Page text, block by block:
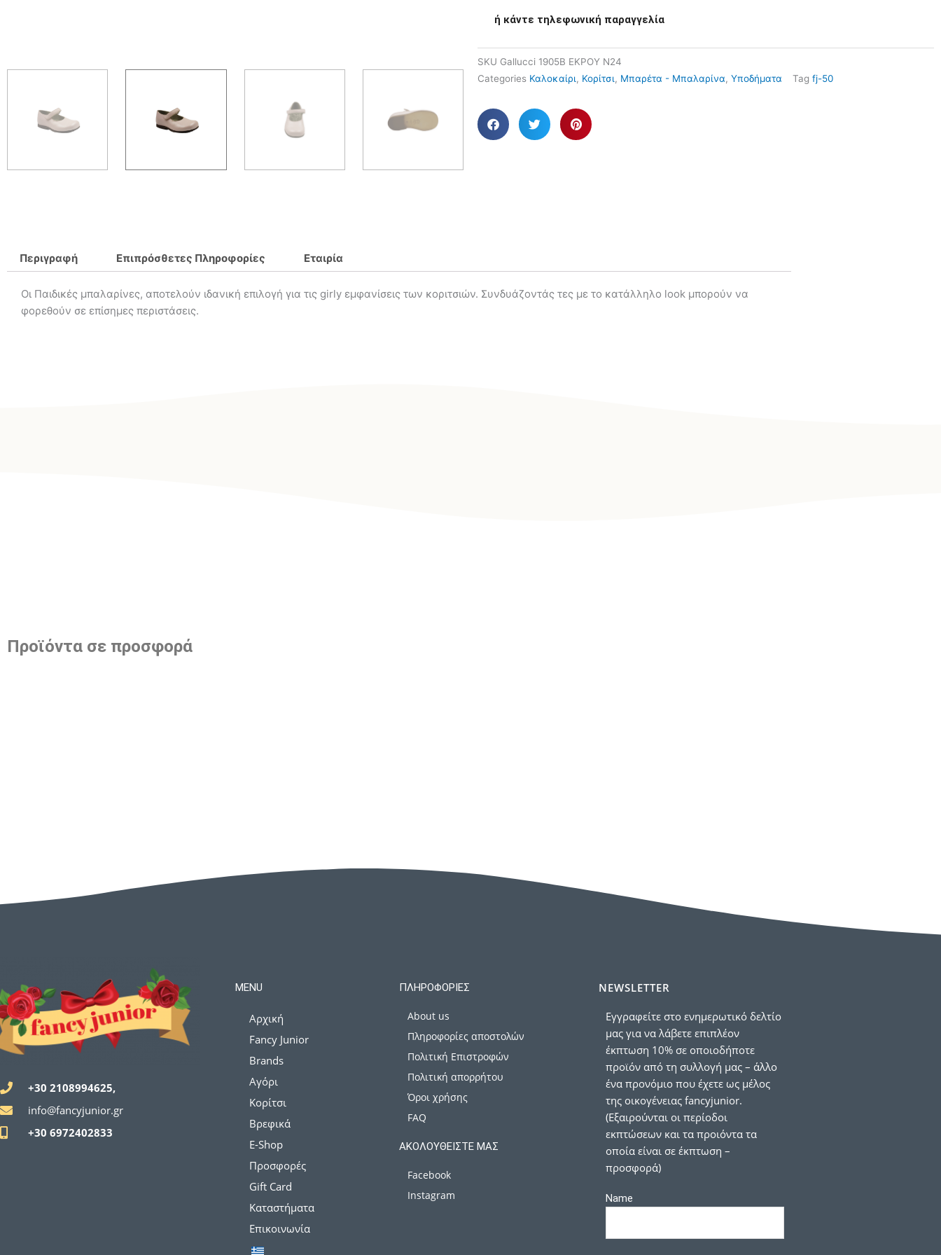
ή κάντε τηλεφωνική παραγγελία
SKU Gallucci 1905B ΕΚΡΟΥ Ν24
Categories Καλοκαίρι, Κορίτσι, Μπαρέτα - Μπαλαρίνα, Υποδήματα Tag fj-50
Περιγραφή Επιπρόσθετες Πληροφορίες Εταιρία
Οι Παιδικές μπαλαρίνες, αποτελούν ιδανική επιλογή για τις girly εμφανίσεις των κοριτσιών. Συνδυάζοντάς τες με το κατάλληλο look μπορούν να
φορεθούν σε επίσημες περιστάσεις.
Προϊόντα σε προσφορά
+30 2108994625,
info@fancyjunior.gr
+30 6972402833
MENU
Αρχική
Fancy Junior
Brands
Αγόρι
Κορίτσι
Βρεφικά
E-Shop
Προσφορές
Gift Card
Καταστήματα
Επικοινωνία
ΠΛΗΡΟΦΟΡΊΕΣ
About us
Πληροφορίες αποστολών
Πολιτική Επιστροφών
Πολιτική απορρήτου
Όροι χρήσης
FAQ
ΑΚΟΛΟΥΘΕΊΣΤΕ ΜΑΣ
Facebook
Instagram
NEWSLETTER
Εγγραφείτε στο ενημερωτικό δελτίο
μας για να λάβετε επιπλέον
έκπτωση 10% σε οποιοδήποτε
προϊόν από τη συλλογή μας – άλλο
ένα προνόμιο που έχετε ως μέλος
της οικογένειας fancyjunior.
(Εξαιρούνται οι περίοδοι
εκπτώσεων και τα προιόντα τα
οποία είναι σε έκπτωση –
προσφορά)
Name